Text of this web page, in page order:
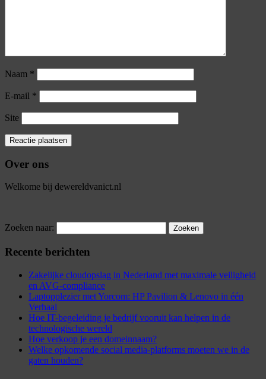
Naam *
E-mail *
Site
Over ons
Welkome bij dewereldvanict.nl
Zoeken naar:
Recente berichten
Zakelijke cloudopslag in Nederland met maximale veiligheid
en AVG-compliance
Laptopplezier met Yorcom: HP Pavilion & Lenovo in één
Verhaal
Hoe IT-begeleiding je bedrijf vooruit kan helpen in de
technologische wereld
Hoe verkoop je een domeinnaam?
Welke opkomende social media-platforms moeten we in de
gaten houden?